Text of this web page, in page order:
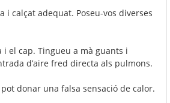
i calçat adequat. Poseu-vos diverses
i el cap. Tingueu a mà guants i
d’aire fred directa als pulmons.
donar una falsa sensació de calor.